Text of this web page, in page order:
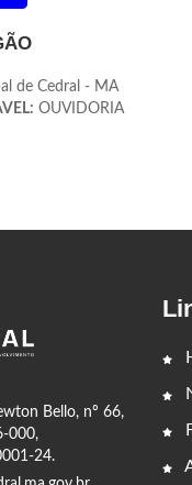
de Cedral - MA
OUVIDORIA
Bello, nº 66,
000,
24.